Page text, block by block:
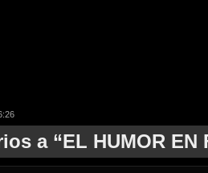
a “EL HUMOR EN